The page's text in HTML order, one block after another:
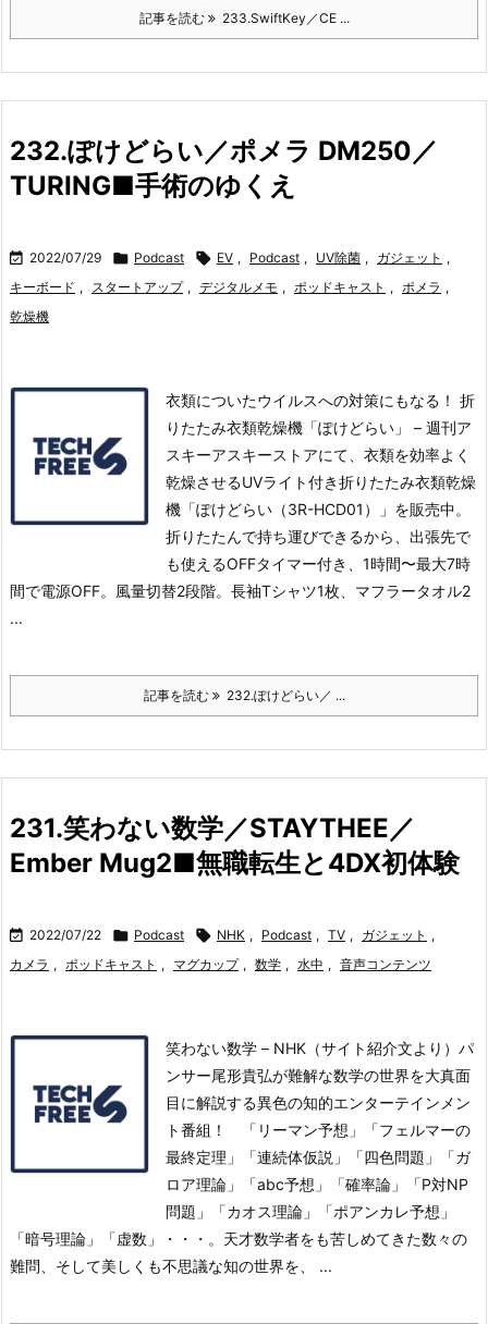
記事を読む 233.SwiftKey／CE ...
232.ぽけどらい／ポメラ DM250／
TURING■手術のゆくえ
 2022/07/29  Podcast  EV , Podcast , UV除菌 , ガジェット ,
キーボード , スタートアップ , デジタルメモ , ポッドキャスト , ポメラ ,
乾燥機
衣類についたウイルスへの対策にもなる！ 折
りたたみ衣類乾燥機「ぽけどらい」 – 週刊ア
スキーアスキーストアにて、衣類を効率よく
乾燥させるUVライト付き折りたたみ衣類乾燥
機「ぽけどらい（3R-HCD01）」を販売中。
折りたたんで持ち運びできるから、出張先で
も使えるOFFタイマー付き、1時間〜最大7時
間で電源OFF。風量切替2段階。 長袖Tシャツ1枚、マフラータオル2
...
記事を読む 232.ぽけどらい／ ...
231.笑わない数学／STAYTHEE／
Ember Mug2■無職転生と4DX初体験
 2022/07/22  Podcast  NHK , Podcast , TV , ガジェット ,
カメラ , ポッドキャスト , マグカップ , 数学 , 水中 , 音声コンテンツ
笑わない数学 – NHK（サイト紹介文より）パ
ンサー尾形貴弘が難解な数学の世界を大真面
目に解説する異色の知的エンターテインメン
ト番組！ 「リーマン予想」「フェルマーの
最終定理」「連続体仮説」「四色問題」「ガ
ロア理論」「abc予想」「確率論」「P対NP
問題」「カオス理論」「ポアンカレ予想」
「暗号理論」「虚数」・・・。天才数学者をも苦しめてきた数々の
難問、そして美しくも不思議な知の世界を、 ...